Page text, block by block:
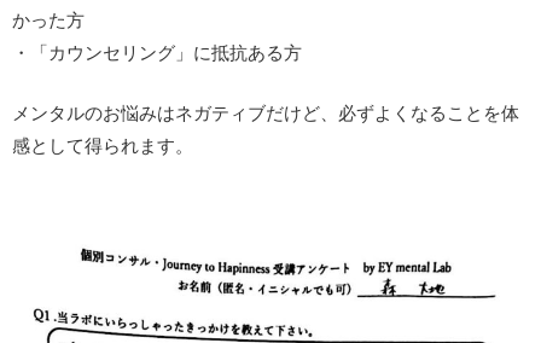
かった方
・「カウンセリング」に抵抗ある方
メンタルのお悩みはネガティブだけど、必ずよくなることを体
感として得られます。